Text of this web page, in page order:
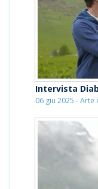
Intervista
06 giu 2025 - Arte